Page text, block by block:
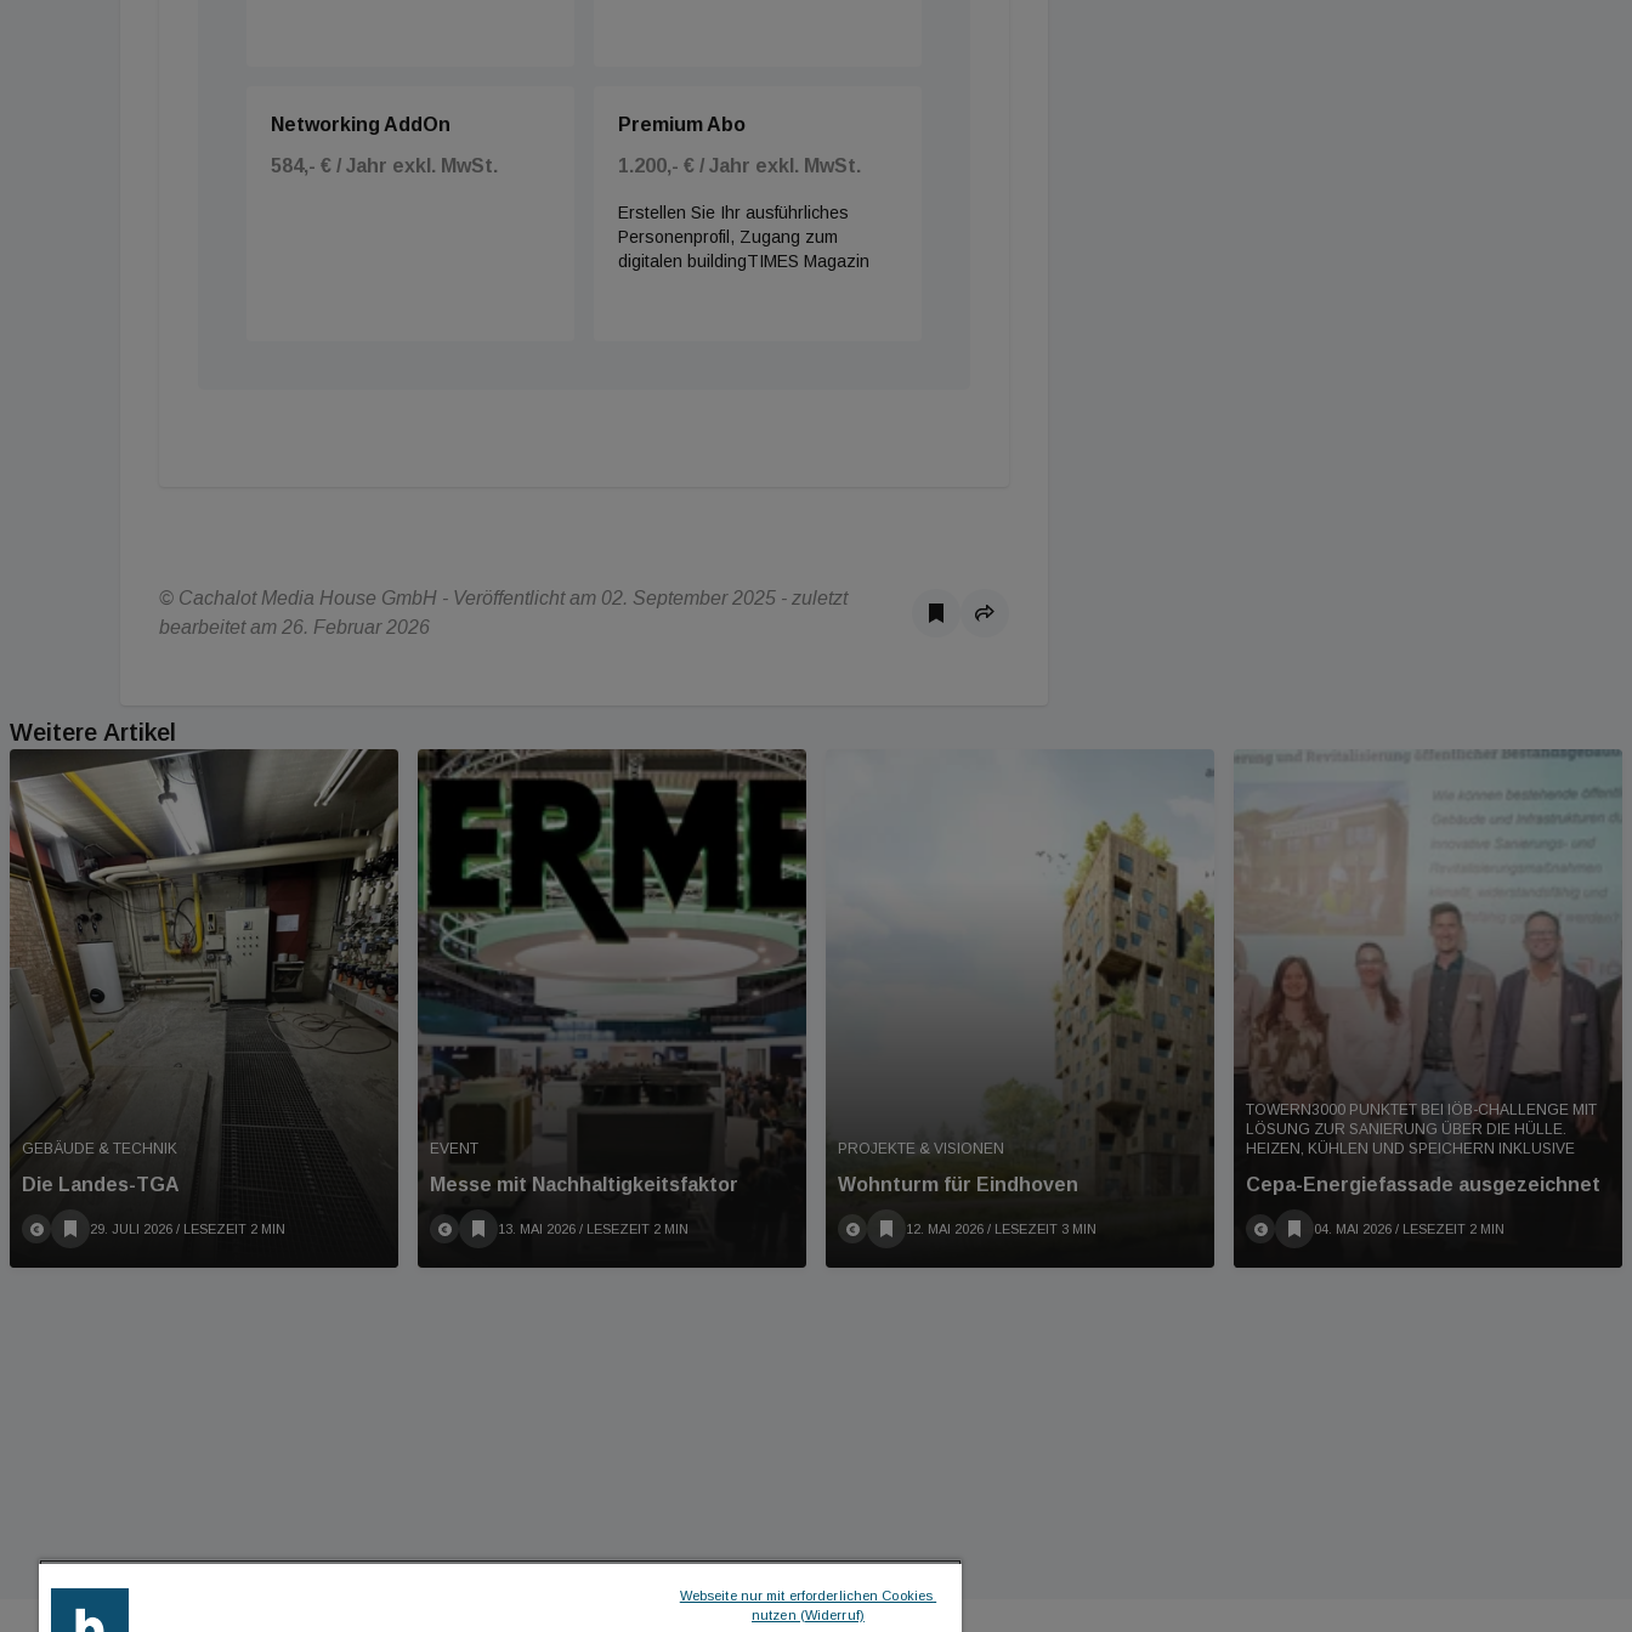
Networking AddOn
584,- € / Jahr exkl. MwSt.
Premium Abo
1.200,- € / Jahr exkl. MwSt.
Erstellen Sie Ihr ausführliches
Personenprofil, Zugang zum
digitalen buildingTIMES Magazin
© Cachalot Media House GmbH - Veröffentlicht am 02. September 2025 - zuletzt
bearbeitet am 26. Februar 2026
Weitere Artikel
GEBÄUDE & TECHNIK
Die Landes-TGA
29. JULI 2026 / LESEZEIT 2 MIN
EVENT
Messe mit Nachhaltigkeitsfaktor
13. MAI 2026 / LESEZEIT 2 MIN
PROJEKTE & VISIONEN
Wohnturm für Eindhoven
12. MAI 2026 / LESEZEIT 3 MIN
TOWERN3000 PUNKTET BEI IÖB-CHALLENGE MIT
LÖSUNG ZUR SANIERUNG ÜBER DIE HÜLLE.
HEIZEN, KÜHLEN UND SPEICHERN INKLUSIVE
Cepa-Energiefassade ausgezeichnet
04. MAI 2026 / LESEZEIT 2 MIN
Webseite nur mit erforderlichen Cookies
nutzen (Widerruf)